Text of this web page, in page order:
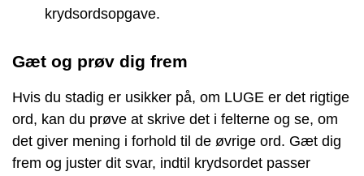
krydsordsopgave.
Gæt og prøv dig frem
Hvis du stadig er usikker på, om LUGE er det rigtige
ord, kan du prøve at skrive det i felterne og se, om
det giver mening i forhold til de øvrige ord. Gæt dig
frem og juster dit svar, indtil krydsordet passer